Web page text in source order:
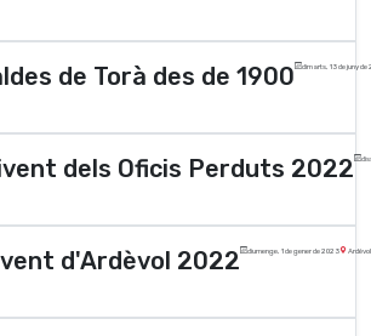
de Torà des de 1900 dimarts, 13 de juny de
dels Oficis Perduts 2022
d'Ardèvol 2022 diumenge, 1 de gener de 2023